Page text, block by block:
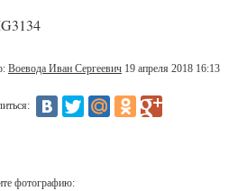
Воевода Иван Сергеевич 19 апреля 2018 16:13
фотографию: